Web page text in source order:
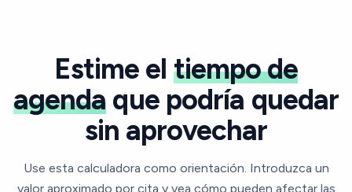
Estime el tiempo de
agenda que podría quedar
sin aprovechar
Use esta calculadora como orientación. Introduzca un
valor aproximado por cita y vea cómo pueden afectar las